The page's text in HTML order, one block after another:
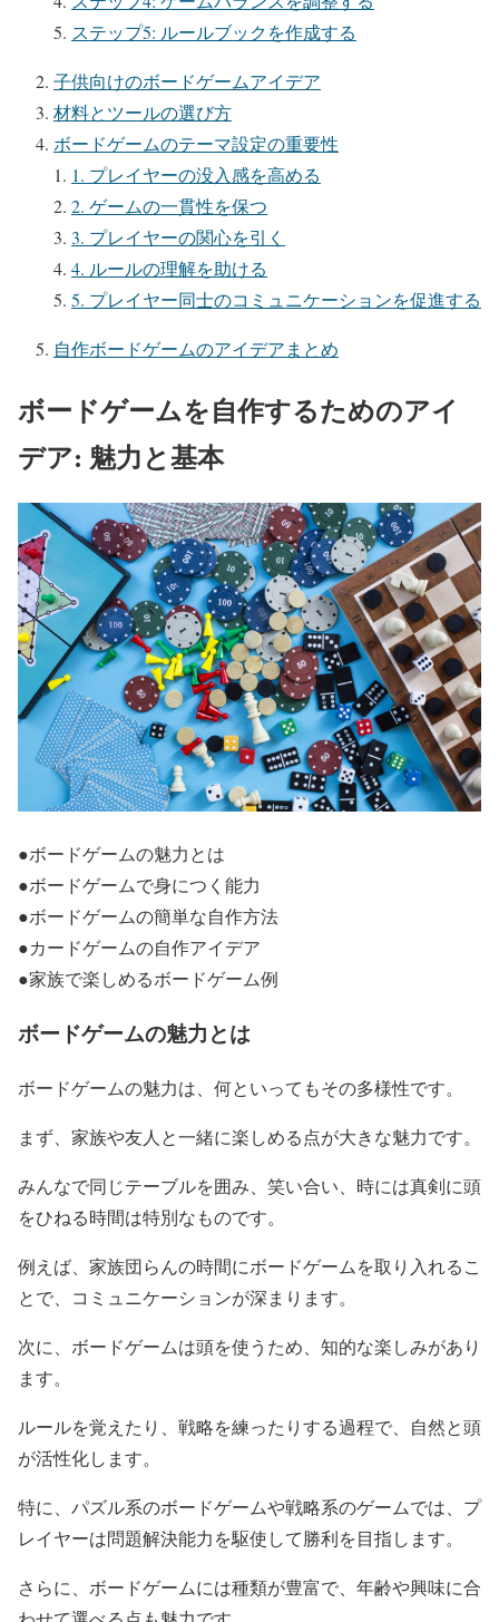
ステップ5: ルールブックを作成する
子供向けのボードゲームアイデア
材料とツールの選び方
ボードゲームのテーマ設定の重要性
1. プレイヤーの没入感を高める
2. ゲームの一貫性を保つ
3. プレイヤーの関心を引く
4. ルールの理解を助ける
5. プレイヤー同士のコミュニケーションを促進する
自作ボードゲームのアイデアまとめ
ボードゲームを自作するためのアイ
デア: 魅力と基本
●ボードゲームの魅力とは
●ボードゲームで身につく能力
●ボードゲームの簡単な自作方法
●カードゲームの自作アイデア
●家族で楽しめるボードゲーム例
ボードゲームの魅力とは
ボードゲームの魅力は、何といってもその多様性です。
まず、家族や友人と一緒に楽しめる点が大きな魅力です。
みんなで同じテーブルを囲み、笑い合い、時には真剣に頭
をひねる時間は特別なものです。
例えば、家族団らんの時間にボードゲームを取り入れるこ
とで、コミュニケーションが深まります。
次に、ボードゲームは頭を使うため、知的な楽しみがあり
ます。
ルールを覚えたり、戦略を練ったりする過程で、自然と頭
が活性化します。
特に、パズル系のボードゲームや戦略系のゲームでは、プ
レイヤーは問題解決能力を駆使して勝利を目指します。
さらに、ボードゲームには種類が豊富で、年齢や興味に合